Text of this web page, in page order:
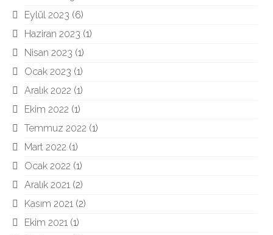
Eylül 2023 (6)
Haziran 2023 (1)
Nisan 2023 (1)
Ocak 2023 (1)
Aralık 2022 (1)
Ekim 2022 (1)
Temmuz 2022 (1)
Mart 2022 (1)
Ocak 2022 (1)
Aralık 2021 (2)
Kasım 2021 (2)
Ekim 2021 (1)